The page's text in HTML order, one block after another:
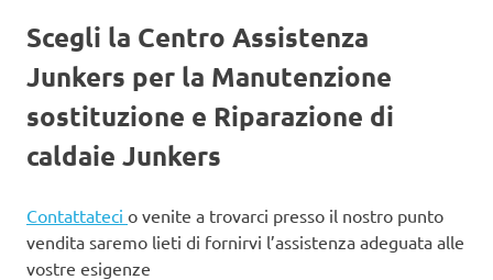
Scegli la Centro Assistenza
Junkers per la Manutenzione
sostituzione e Riparazione di
caldaie Junkers
Contattateci o venite a trovarci presso il nostro punto
vendita saremo lieti di fornirvi l’assistenza adeguata alle
vostre esigenze